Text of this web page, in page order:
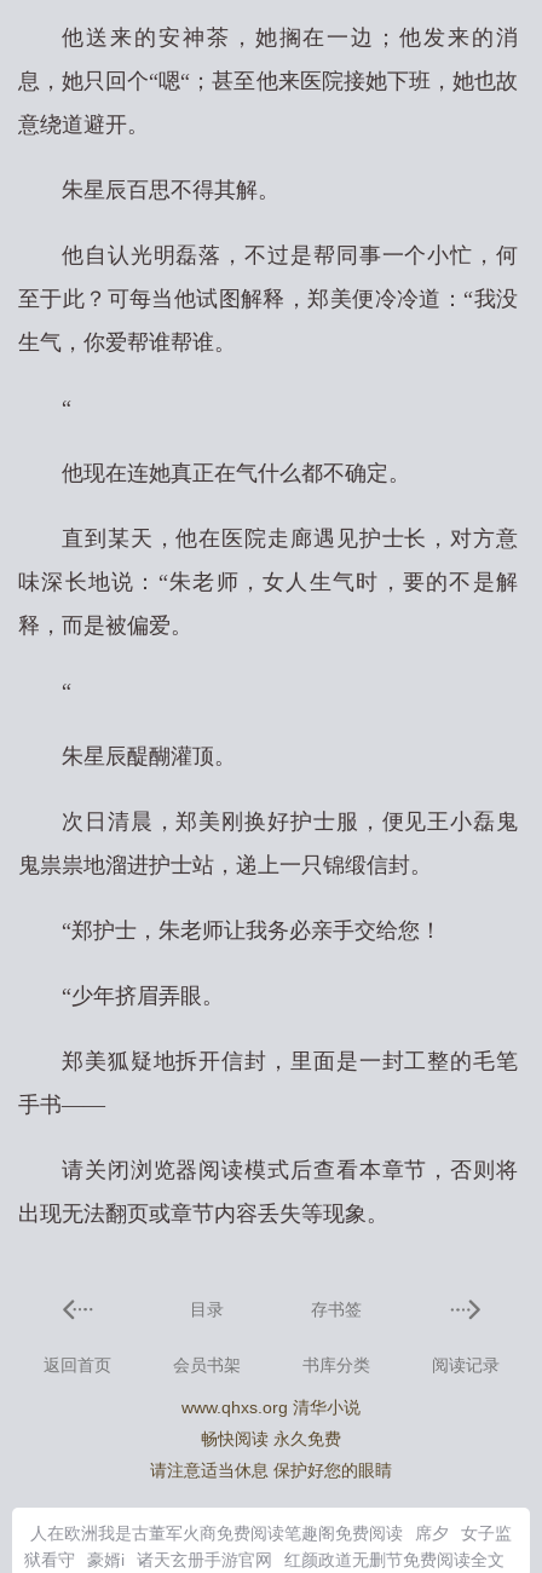
他送来的安神茶，她搁在一边；他发来的消
息，她只回个“嗯“；甚至他来医院接她下班，她也故
意绕道避开。
朱星辰百思不得其解。
他自认光明磊落，不过是帮同事一个小忙，何
至于此？可每当他试图解释，郑美便冷冷道：“我没
生气，你爱帮谁帮谁。
“
他现在连她真正在气什么都不确定。
直到某天，他在医院走廊遇见护士长，对方意
味深长地说：“朱老师，女人生气时，要的不是解
释，而是被偏爱。
“
朱星辰醍醐灌顶。
次日清晨，郑美刚换好护士服，便见王小磊鬼
鬼祟祟地溜进护士站，递上一只锦缎信封。
“郑护士，朱老师让我务必亲手交给您！
“少年挤眉弄眼。
郑美狐疑地拆开信封，里面是一封工整的毛笔
手书——
请关闭浏览器阅读模式后查看本章节，否则将
出现无法翻页或章节内容丢失等现象。
目录 存书签
返回首页 会员书架 书库分类 阅读记录
www.qhxs.org 清华小说
畅快阅读 永久免费
请注意适当休息 保护好您的眼睛
人在欧洲我是古董军火商免费阅读笔趣阁免费阅读 席夕
女子监
狱看守
豪婿i 诸天玄册手游官网 红颜政道无删节免费阅读全文